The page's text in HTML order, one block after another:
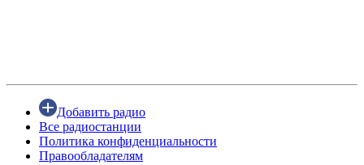
Добавить радио
Все радиостанции
Политика конфиденциальности
Правообладателям